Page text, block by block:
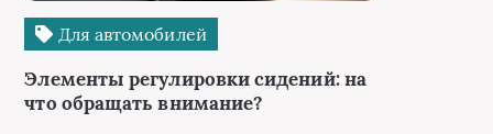
Для автомобилей
Элементы регулировки сидений: на
что обращать внимание?